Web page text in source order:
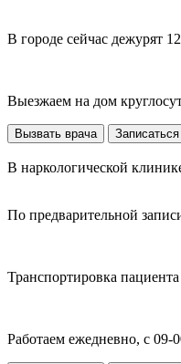
В городе сейчас дежурят
Выезжаем на дом
Вызвать врача Записаться
В наркологической
По предварительной
Транспортировка
Работаем ежедневно, с 09-